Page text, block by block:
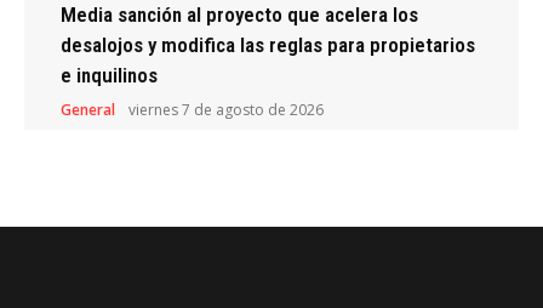
Media sanción al proyecto que acelera los
desalojos y modifica las reglas para propietarios
e inquilinos
General viernes 7 de agosto de 2026